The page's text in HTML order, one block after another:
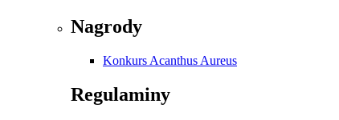
Nagrody
Konkurs Acanthus Aureus
Regulaminy